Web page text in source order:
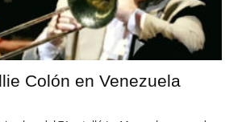
Colón en Venezuela